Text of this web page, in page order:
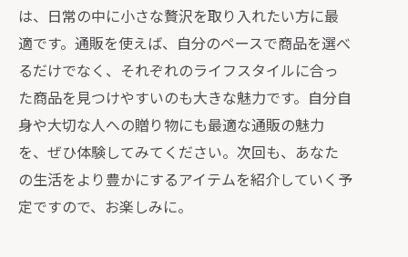
は、日常の中に小さな贅沢を取り入れたい方に最
適です。通販を使えば、自分のペースで商品を選べ
るだけでなく、それぞれのライフスタイルに合っ
た商品を見つけやすいのも大きな魅力です。自分自
身や大切な人への贈り物にも最適な通販の魅力
を、ぜひ体験してみてください。次回も、あなた
の生活をより豊かにするアイテムを紹介していく予
定ですので、お楽しみに。